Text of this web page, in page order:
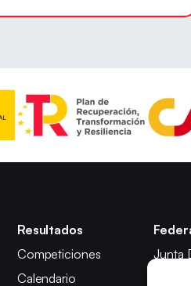
Resultados
Competiciones
Calendario
Junta